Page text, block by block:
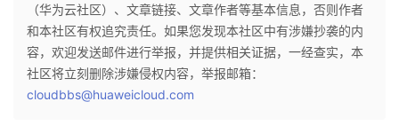
（华为云社区）、文章链接、文章作者等基本信息，否则作者
和本社区有权追究责任。如果您发现本社区中有涉嫌抄袭的内
容，欢迎发送邮件进行举报，并提供相关证据，一经查实，本
社区将立刻删除涉嫌侵权内容，举报邮箱：
cloudbbs@huaweicloud.com